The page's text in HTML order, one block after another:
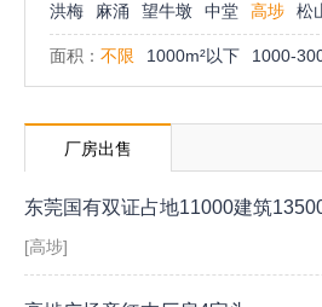
洪梅 麻涌 望牛墩 中堂 高埗 松
面积： 不限 1000m²以下 1000-
厂房出售
东莞国有双证占地11000建筑
[高埗]